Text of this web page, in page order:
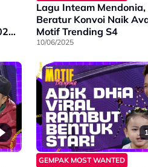
Lagu Inteam
Beratur Konvoi Naik
Motif Trending S4
10/06/2025
GEMPAK MOST WANTED